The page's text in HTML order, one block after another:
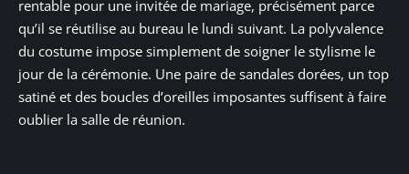
rentable pour une invitée de mariage, précisément parce
qu’il se réutilise au bureau le lundi suivant. La polyvalence
du costume impose simplement de soigner le stylisme le
jour de la cérémonie. Une paire de sandales dorées, un top
satiné et des boucles d’oreilles imposantes suffisent à faire
oublier la salle de réunion.